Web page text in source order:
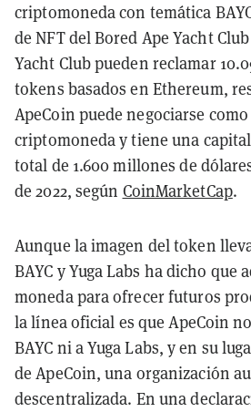
criptomoneda con temática
de NFT del Bored Ape Yacht
Yacht Club pueden reclamar
tokens basados en Ethereum,
ApeCoin puede negociarse
criptomoneda y tiene una
total de 1.600 millones de
de 2022, según CoinMarketCap.
Aunque la imagen del token
BAYC y Yuga Labs ha dicho que
moneda para ofrecer futuros
la línea oficial es que ApeCoin
BAYC ni a Yuga Labs, y en su
de ApeCoin, una organización
descentralizada. En una